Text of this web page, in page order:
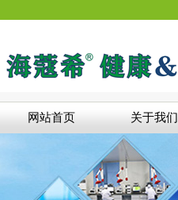
网站首页 关于我们